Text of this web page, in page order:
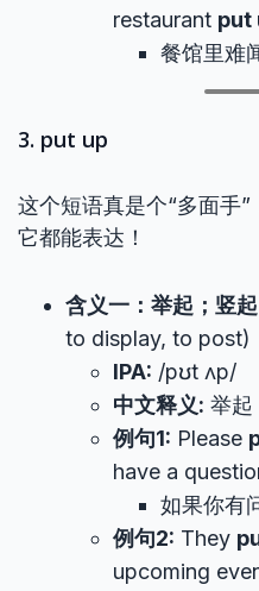
restaurant put
餐馆里难
3. put up
这个短语真是个“多面手”
它都能表达！
含义一：举起；竖
to display, to post)
IPA: /pʊt ʌp/
中文释义: 举起
例句1: Please
have a
如果你有
例句2: They
upcoming